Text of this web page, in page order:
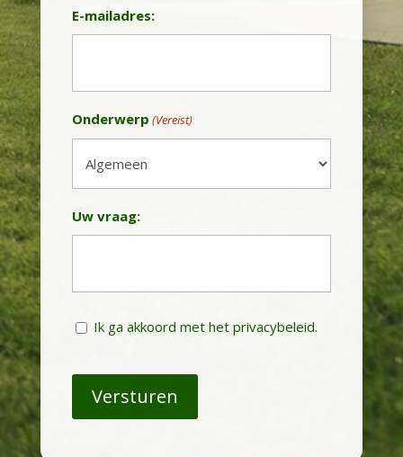
E-mailadres:
Onderwerp (Vereist)
Uw vraag:
Instemming
Ik ga akkoord met het privacybeleid.